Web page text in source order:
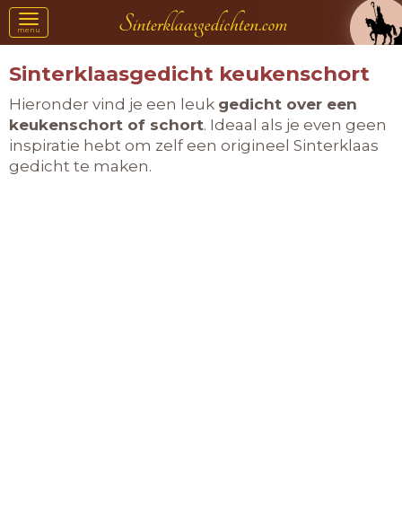
Toggle
navigation
menu
Sinterklaasgedicht keukenschort
Hieronder vind je een leuk gedicht over een
keukenschort of schort. Ideaal als je even geen
inspiratie hebt om zelf een origineel Sinterklaas
gedicht te maken.